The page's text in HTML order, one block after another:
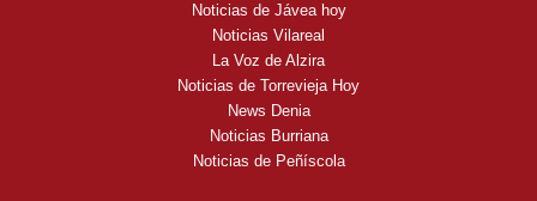
Noticias de Jávea hoy
Noticias Vilareal
La Voz de Alzira
Noticias de Torrevieja Hoy
News Denia
Noticias Burriana
Noticias de Peñíscola